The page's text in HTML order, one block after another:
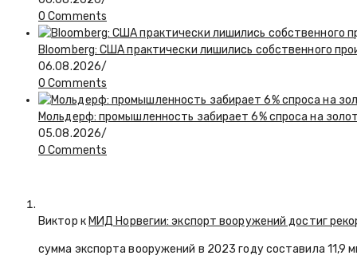
0 Comments
Bloomberg: США практически лишились собственного
06.08.2026/
0 Comments
Мольдерф: промышленность забирает 6% спроса на
05.08.2026/
0 Comments
Виктор кМИД Норвегии: экспорт вооружений достиг
сумма экспорта вооружений в 2023 году составила 11,9